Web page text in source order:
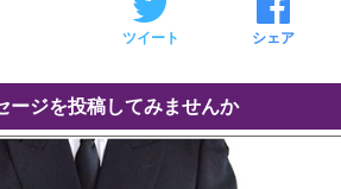
ツイート シェア
ージを投稿してみませんか